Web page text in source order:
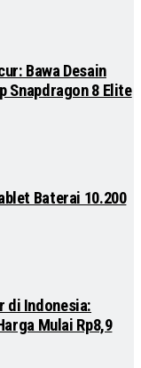
Bawa Desain
Snapdragon 8 Elite
Baterai 10.200
di Indonesia:
Mulai Rp8,9